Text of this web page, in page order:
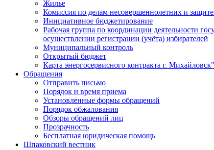
Жилье
Комиссия по делам несовершеннолетних и
Инициативное бюджетирование
Рабочая группа по координации деятельности
осуществлении регистрации (учёта) избирателей
Муниципальный контроль
Открытый бюджет
Карта энергосервисного контракта г. Михайловск"
Обращения
Отправить письмо
Порядок и время приема
Установленные формы обращений
Порядок обжалования
Обзоры обращений лиц
Прозрачность
Бесплатная юридическая помощь
Шпаковский вестник